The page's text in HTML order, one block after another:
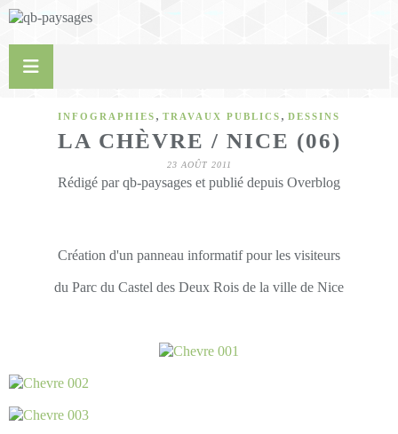
INFOGRAPHIES , TRAVAUX PUBLICS , DESSINS
LA CHÈVRE / NICE (06)
23 AOÛT 2011
Rédigé par qb-paysages et publié depuis Overblog
Création d'un panneau informatif pour les visiteurs
du Parc du Castel des Deux Rois de la ville de Nice